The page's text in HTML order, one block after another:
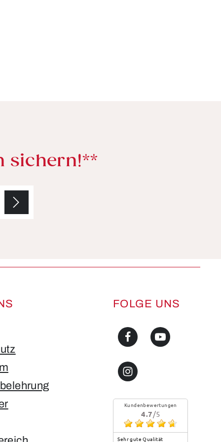
sichern!**
FOLGE UNS
Kundenbewertungen
4.7/5
Sehr gute Qualität